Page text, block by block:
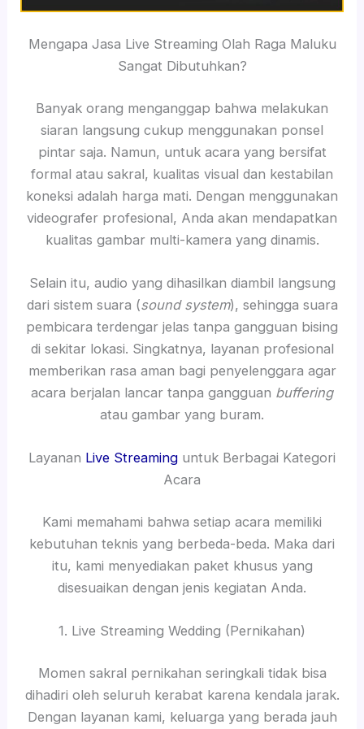
Mengapa Jasa Live Streaming Olah Raga Maluku
Sangat Dibutuhkan?
Banyak orang menganggap bahwa melakukan
siaran langsung cukup menggunakan ponsel
pintar saja. Namun, untuk acara yang bersifat
formal atau sakral, kualitas visual dan kestabilan
koneksi adalah harga mati. Dengan menggunakan
videografer profesional, Anda akan mendapatkan
kualitas gambar multi-kamera yang dinamis.
Selain itu, audio yang dihasilkan diambil langsung
dari sistem suara (sound system), sehingga suara
pembicara terdengar jelas tanpa gangguan bising
di sekitar lokasi. Singkatnya, layanan profesional
memberikan rasa aman bagi penyelenggara agar
acara berjalan lancar tanpa gangguan buffering
atau gambar yang buram.
Layanan Live Streaming untuk Berbagai Kategori
Acara
Kami memahami bahwa setiap acara memiliki
kebutuhan teknis yang berbeda-beda. Maka dari
itu, kami menyediakan paket khusus yang
disesuaikan dengan jenis kegiatan Anda.
1. Live Streaming Wedding (Pernikahan)
Momen sakral pernikahan seringkali tidak bisa
dihadiri oleh seluruh kerabat karena kendala jarak.
Dengan layanan kami, keluarga yang berada jauh